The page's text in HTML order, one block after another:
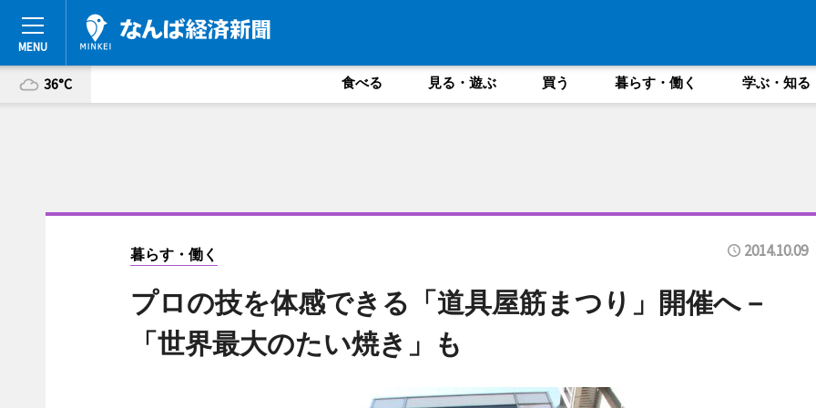
36°C 食べる 見る・遊ぶ 買う 暮らす・働く 学ぶ・知る
暮らす・働く 2014.10.09
プロの技を体感できる「道具屋筋まつり」開催へ－
「世界最大のたい焼き」も